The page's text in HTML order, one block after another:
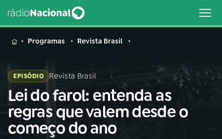
MENU
Buscar
na
Rádio
Nacional
Buscar
Programas Revista Brasil
EPISÓDIO Revista Brasil
Lei do farol: entenda as
regras que valem desde o
começo do ano